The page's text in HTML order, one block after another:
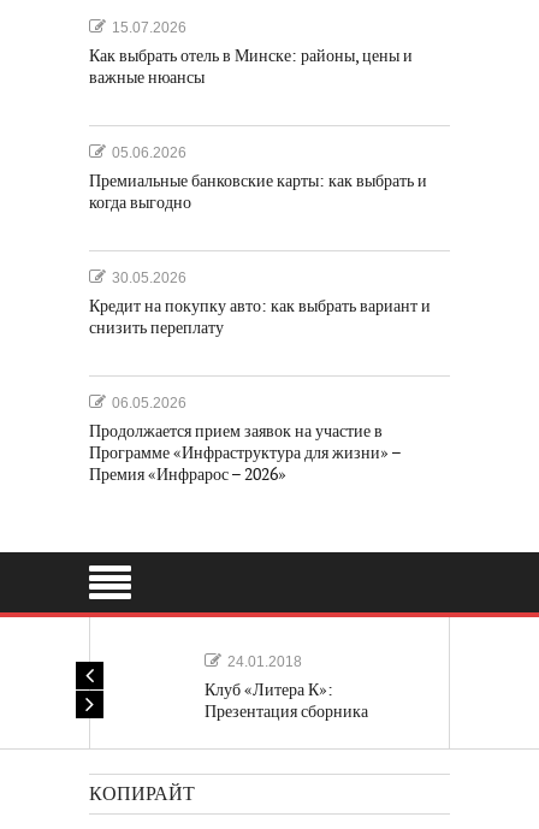
15.07.2026
Как выбрать отель в Минске: районы, цены и
важные нюансы
05.06.2026
Премиальные банковские карты: как выбрать и
когда выгодно
30.05.2026
Кредит на покупку авто: как выбрать вариант и
снизить переплату
06.05.2026
Продолжается прием заявок на участие в
Программе «Инфраструктура для жизни» –
Премия «Инфрарос – 2026»
24.01.2018
Клуб «Литера К»:
Презентация сборника
КОПИРАЙТ